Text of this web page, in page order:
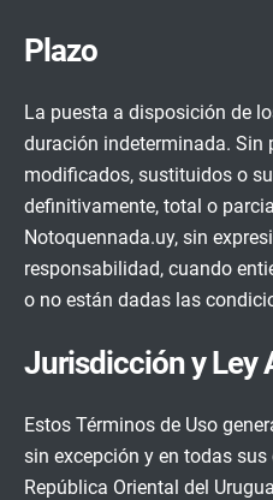
Plazo
La puesta a disposición de
duración indeterminada. Sin
modificados, sustituidos o
definitivamente, total o
Notoquennada.uy, sin
responsabilidad, cuando
o no están dadas las
Jurisdicción y Ley
Estos Términos de Uso
sin excepción y en todas
República Oriental del